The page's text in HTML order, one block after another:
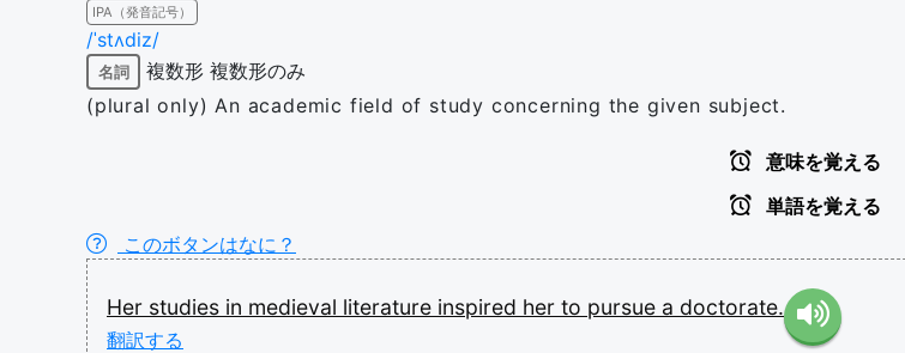
IPA（発音記号）
/ˈstʌdiz/
名詞 複数形 複数形のみ
(plural only) An academic field of study concerning the given subject.
意味を覚える
単語を覚える
このボタンはなに？
Her studies in medieval literature inspired her to pursue a doctorate.
翻訳する